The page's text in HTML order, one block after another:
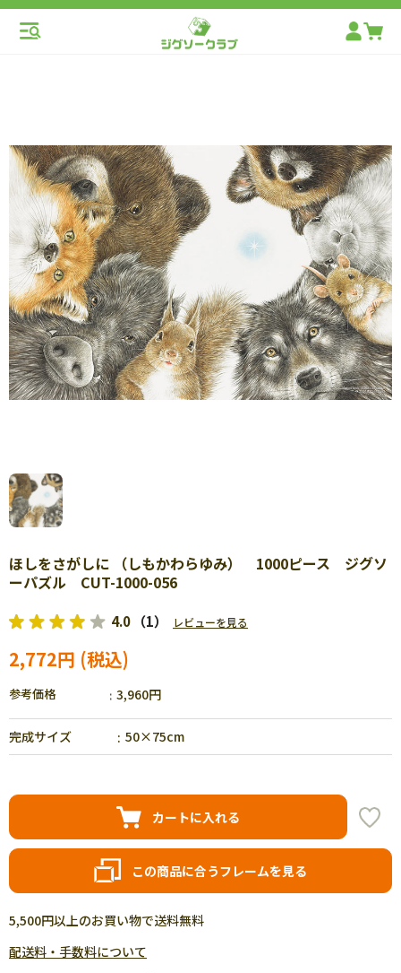
ほしをさがしに （しもかわらゆみ） 1000ピース ジグソ
ーパズル CUT-1000-056
4.0 （1） レビューを見る
2,772円
参考価格 3,960円
完成サイズ 50×75cm
カートに入れる
この商品に合うフレームを見る
5,500円以上のお買い物で送料無料
配送料・手数料について